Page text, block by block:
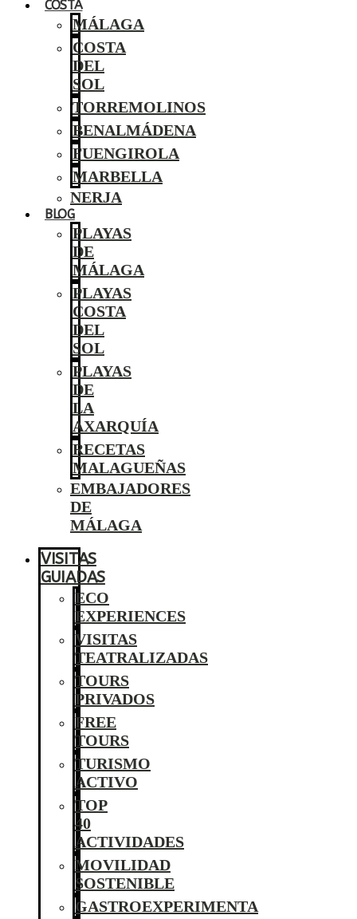
COSTA
MÁLAGA
COSTA
DEL
SOL
TORREMOLINOS
BENALMÁDENA
FUENGIROLA
MARBELLA
NERJA
BLOG
PLAYAS
DE
MÁLAGA
PLAYAS
COSTA
DEL
SOL
PLAYAS
DE
LA
AXARQUÍA
RECETAS
MALAGUEÑAS
EMBAJADORES
DE
MÁLAGA
VISITAS
GUIADAS
ECO
EXPERIENCES
VISITAS
TEATRALIZADAS
TOURS
PRIVADOS
FREE
TOURS
TURISMO
ACTIVO
TOP
40
ACTIVIDADES
MOVILIDAD
SOSTENIBLE
GASTROEXPERIMENTA